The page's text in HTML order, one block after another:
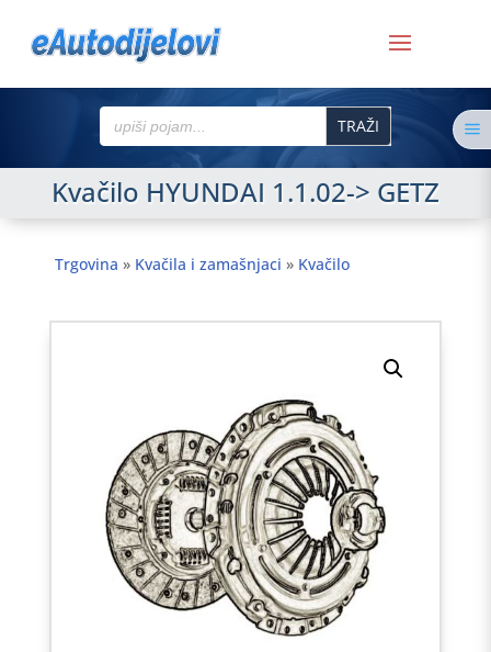
Search
for:
Kvačilo HYUNDAI 1.1.02-> GETZ
Trgovina » Kvačila i zamašnjaci » Kvačilo
a